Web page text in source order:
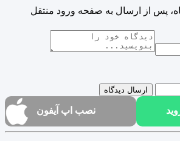
پس از ارسال به صفحه ورود منتقل
ارسال دیدگاه
نصب اپ آیفون